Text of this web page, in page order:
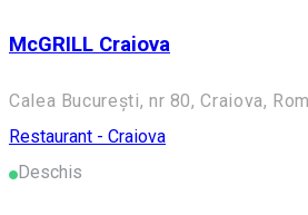
McGRILL Craiova
Calea București, nr 80, Craiova,
Restaurant - Craiova
Deschis